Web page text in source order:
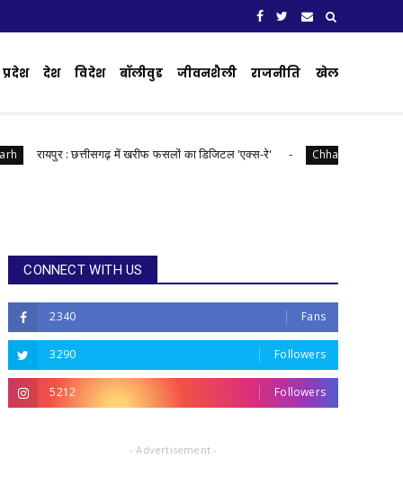
देश विदेश बॉलीवुड जीवनशैली राजनीति खेल
: ​छत्तीसगढ़ में खरीफ फसलों का डिजिटल 'एक्स-रे' Chhattisgarh
CONNECT WITH US
2340 Fans
3290 Followers
5212 Followers
- Advertisement -